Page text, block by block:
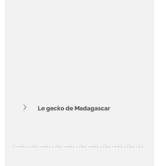
Le gecko de Madagascar